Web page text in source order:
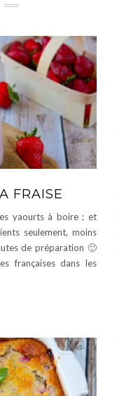
FRAISE
yaourts à boire ; et
seulement, moins
de préparation 🙂
françaises dans les